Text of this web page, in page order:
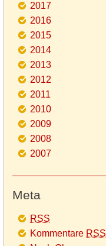
2017
2016
2015
2014
2013
2012
2011
2010
2009
2008
2007
Meta
RSS
Kommentare RSS